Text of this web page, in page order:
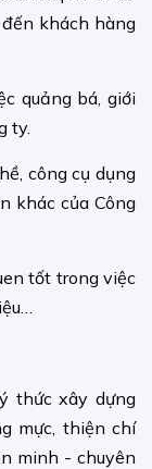
khách hàng
quảng bá, giới
ty.
công cụ dụng
khác của Công
tốt trong việc
thức xây dựng
mực, thiện chí
minh - chuyên